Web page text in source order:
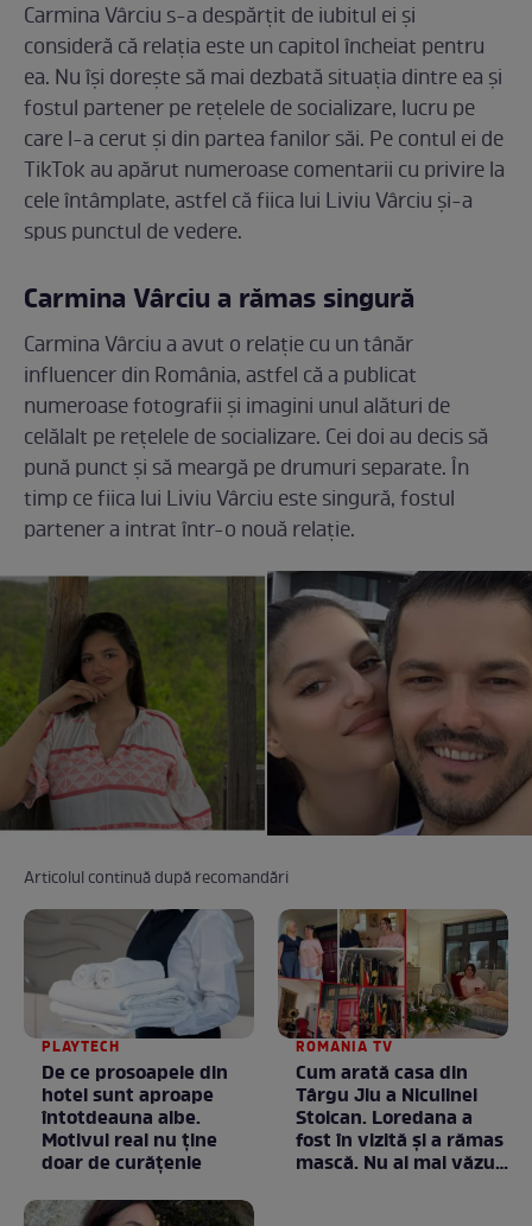
Carmina Vârciu s-a despărțit de iubitul ei și
consideră că relația este un capitol încheiat pentru
ea. Nu își dorește să mai dezbată situația dintre ea și
fostul partener pe rețelele de socializare, lucru pe
care l-a cerut și din partea fanilor săi. Pe contul ei de
TikTok au apărut numeroase comentarii cu privire la
cele întâmplate, astfel că fiica lui Liviu Vârciu și-a
spus punctul de vedere.
Carmina Vârciu a rămas singură
Carmina Vârciu a avut o relație cu un tânăr
influencer din România, astfel că a publicat
numeroase fotografii și imagini unul alături de
celălalt pe rețelele de socializare. Cei doi au decis să
pună punct și să meargă pe drumuri separate. În
timp ce fiica lui Liviu Vârciu este singură, fostul
partener a intrat într-o nouă relație.
Articolul continuă după recomandări
PLAYTECH
De ce prosoapele din
hotel sunt aproape
întotdeauna albe.
Motivul real nu ține
doar de curățenie
ROMANIA TV
Cum arată casa din
Târgu Jiu a Niculinei
Stoican. Loredana a
fost în vizită și a rămas
mască. Nu ai mai văzut